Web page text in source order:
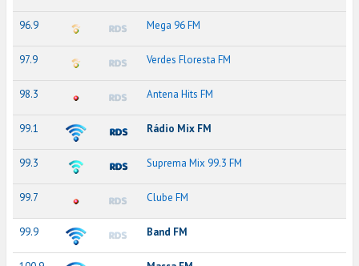
96.9 Mega 96 FM
97.9 Verdes Floresta FM
98.3 Antena Hits FM
99.1 Rádio Mix FM
99.3 Suprema Mix 99.3 FM
99.7 Clube FM
99.9 Band FM